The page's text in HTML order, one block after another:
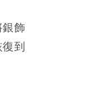
銀飾
到